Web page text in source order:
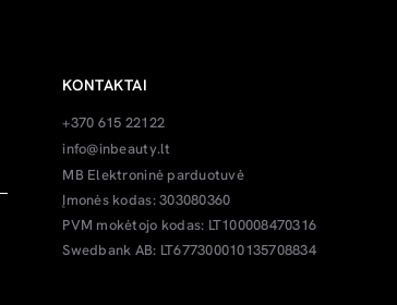
KONTAKTAI
+370 615 22122
info@inbeauty.lt
MB Elektroninė parduotuvė
Įmonės kodas: 303080360
PVM mokėtojo kodas: LT100008470316
Swedbank AB: LT677300010135708834